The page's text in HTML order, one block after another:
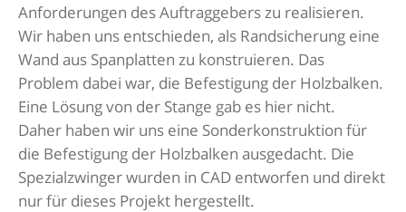
Anforderungen des Auftraggebers zu realisieren.
Wir haben uns entschieden, als Randsicherung eine
Wand aus Spanplatten zu konstruieren. Das
Problem dabei war, die Befestigung der Holzbalken.
Eine Lösung von der Stange gab es hier nicht.
Daher haben wir uns eine Sonderkonstruktion für
die Befestigung der Holzbalken ausgedacht. Die
Spezialzwinger wurden in CAD entworfen und direkt
nur für dieses Projekt hergestellt.